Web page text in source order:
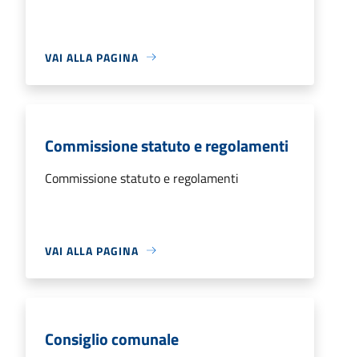
VAI ALLA PAGINA
Commissione statuto e regolamenti
Commissione statuto e regolamenti
VAI ALLA PAGINA
Consiglio comunale